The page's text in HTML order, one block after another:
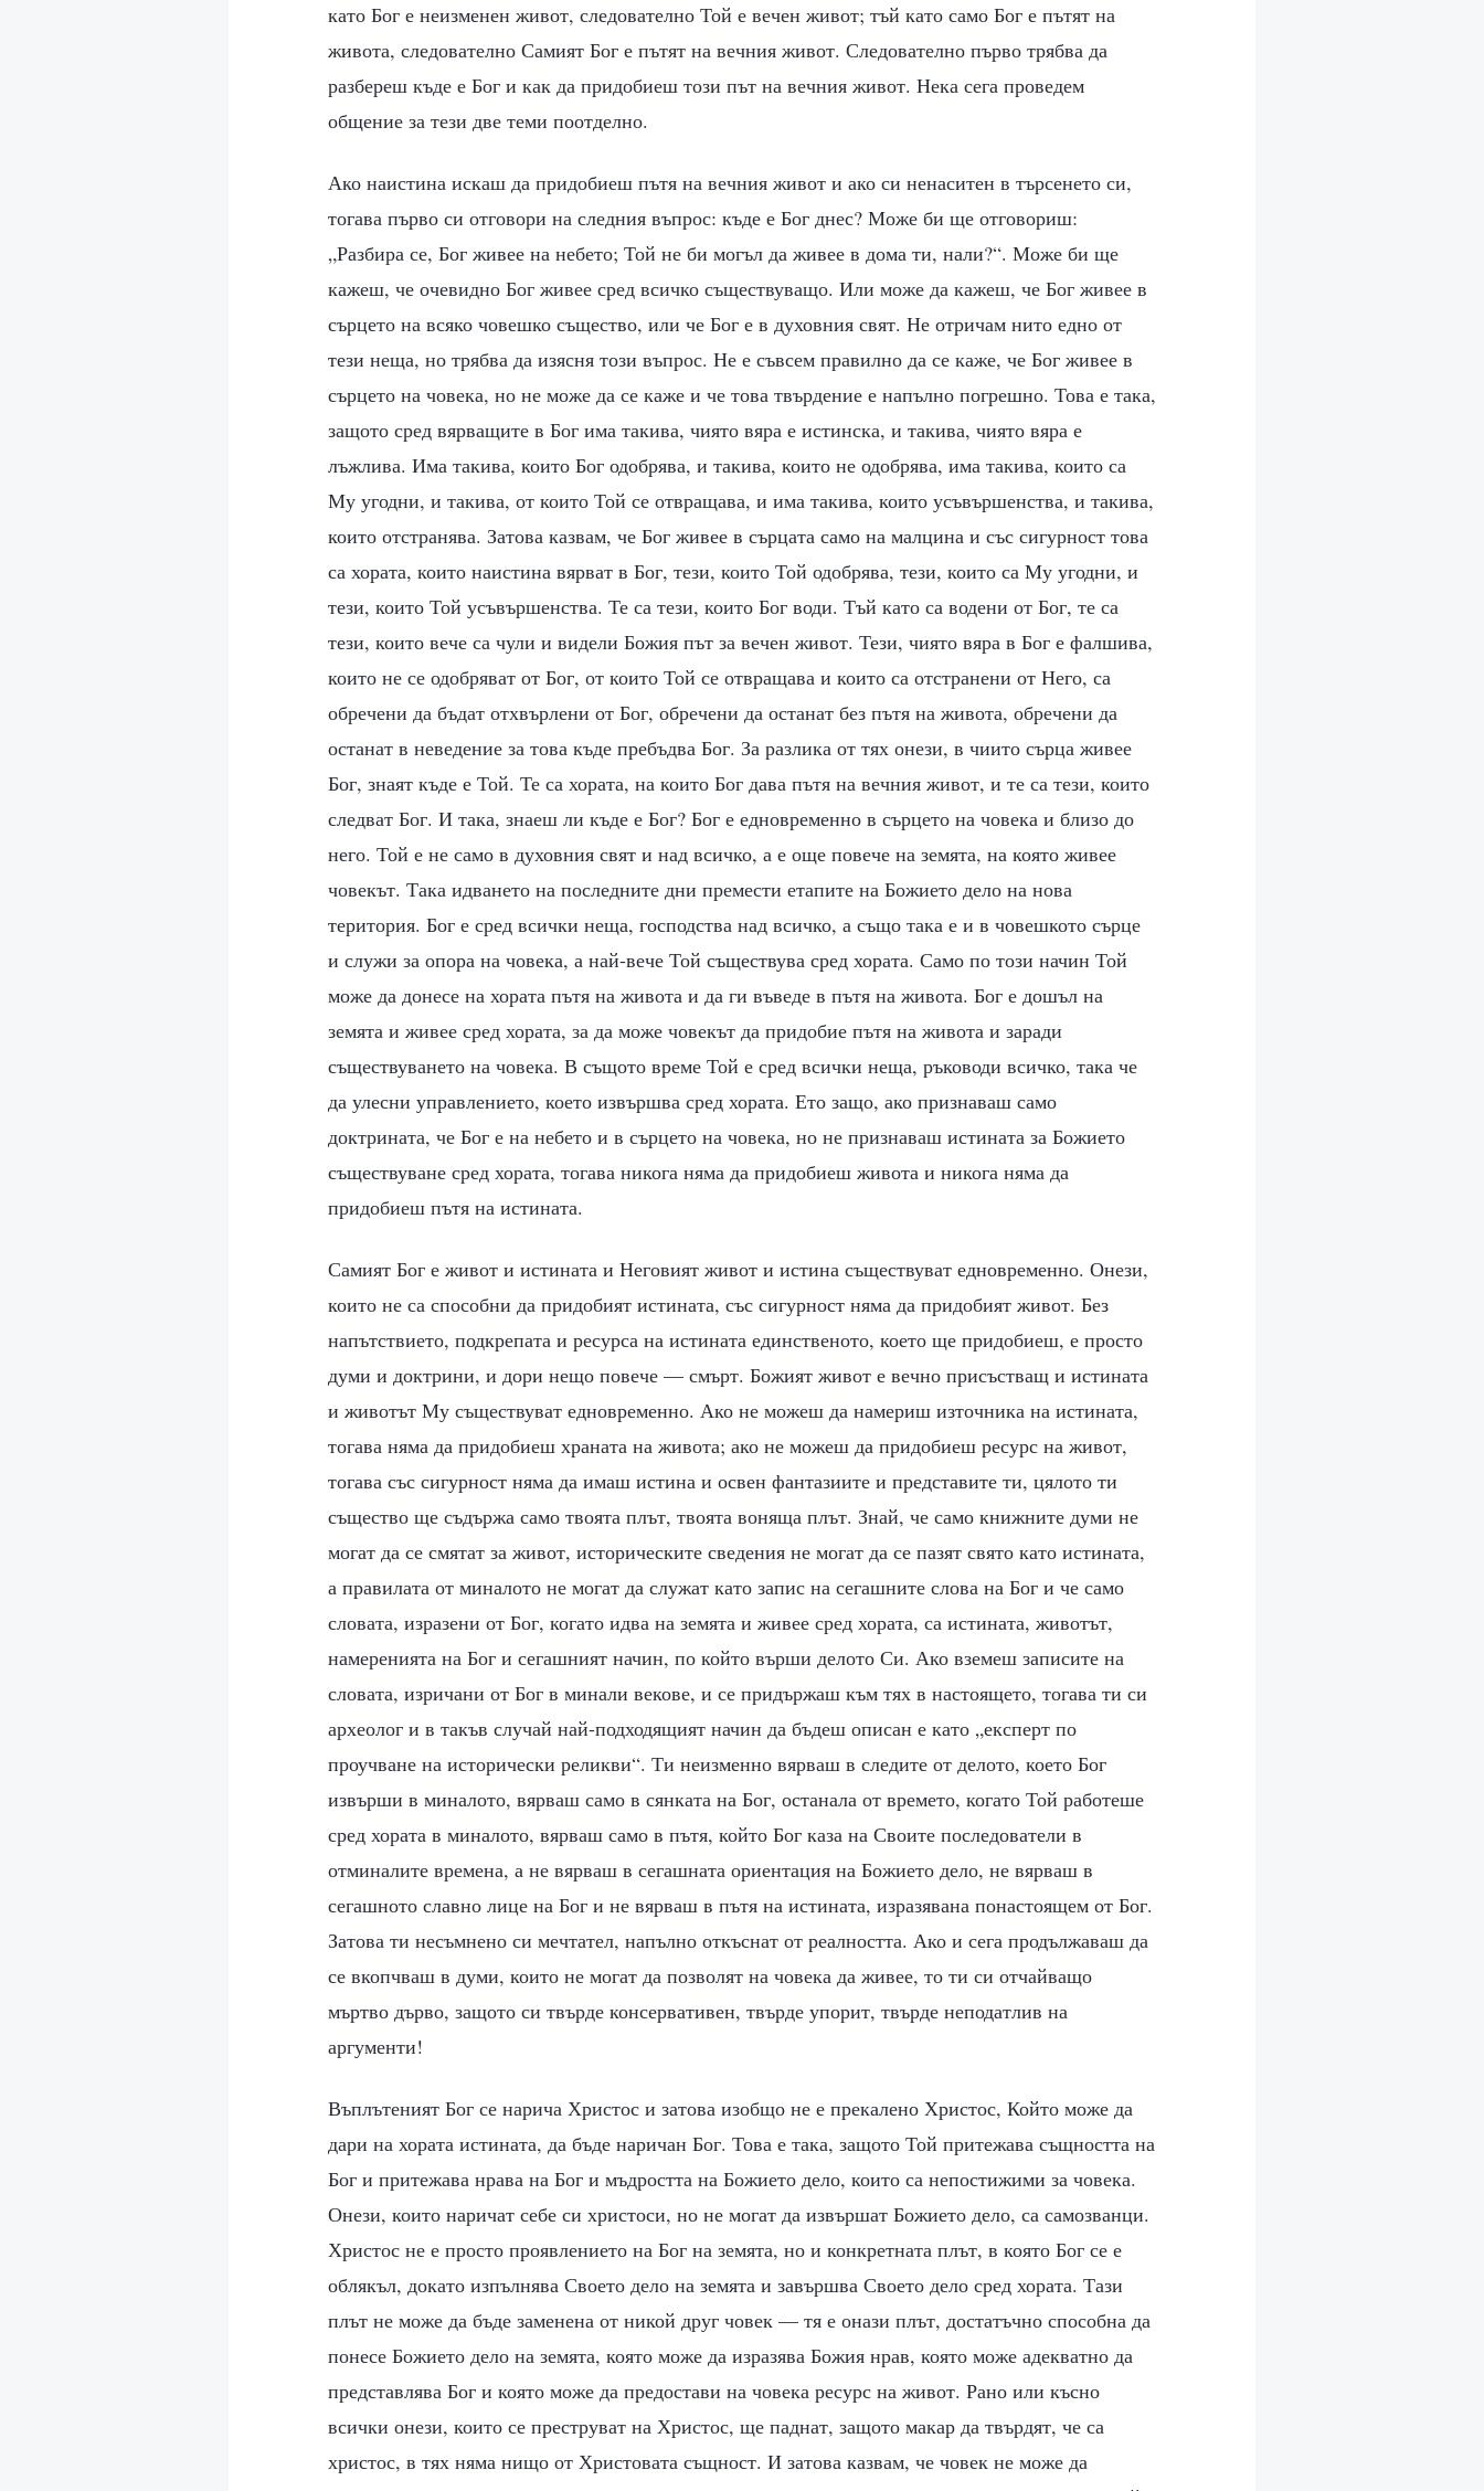
като Бог е неизменен живот, следователно Той е вечен живот; тъй като само Бог е пътят на
живота, следователно Самият Бог е пътят на вечния живот. Следователно първо трябва да
разбереш къде е Бог и как да придобиеш този път на вечния живот. Нека сега проведем
общение за тези две теми поотделно.
Ако наистина искаш да придобиеш пътя на вечния живот и ако си ненаситен в търсенето си,
тогава първо си отговори на следния въпрос: къде е Бог днес? Може би ще отговориш:
„Разбира се, Бог живее на небето; Той не би могъл да живее в дома ти, нали?“. Може би ще
кажеш, че очевидно Бог живее сред всичко съществуващо. Или може да кажеш, че Бог живее в
сърцето на всяко човешко същество, или че Бог е в духовния свят. Не отричам нито едно от
тези неща, но трябва да изясня този въпрос. Не е съвсем правилно да се каже, че Бог живее в
сърцето на човека, но не може да се каже и че това твърдение е напълно погрешно. Това е така,
защото сред вярващите в Бог има такива, чиято вяра е истинска, и такива, чиято вяра е
лъжлива. Има такива, които Бог одобрява, и такива, които не одобрява, има такива, които са
Му угодни, и такива, от които Той се отвращава, и има такива, които усъвършенства, и такива,
които отстранява. Затова казвам, че Бог живее в сърцата само на малцина и със сигурност това
са хората, които наистина вярват в Бог, тези, които Той одобрява, тези, които са Му угодни, и
тези, които Той усъвършенства. Те са тези, които Бог води. Тъй като са водени от Бог, те са
тези, които вече са чули и видели Божия път за вечен живот. Тези, чиято вяра в Бог е фалшива,
които не се одобряват от Бог, от които Той се отвращава и които са отстранени от Него, са
обречени да бъдат отхвърлени от Бог, обречени да останат без пътя на живота, обречени да
останат в неведение за това къде пребъдва Бог. За разлика от тях онези, в чиито сърца живее
Бог, знаят къде е Той. Те са хората, на които Бог дава пътя на вечния живот, и те са тези, които
следват Бог. И така, знаеш ли къде е Бог? Бог е едновременно в сърцето на човека и близо до
него. Той е не само в духовния свят и над всичко, а е още повече на земята, на която живее
човекът. Така идването на последните дни премести етапите на Божието дело на нова
територия. Бог е сред всички неща, господства над всичко, а също така е и в човешкото сърце
и служи за опора на човека, а най-вече Той съществува сред хората. Само по този начин Той
може да донесе на хората пътя на живота и да ги въведе в пътя на живота. Бог е дошъл на
земята и живее сред хората, за да може човекът да придобие пътя на живота и заради
съществуването на човека. В същото време Той е сред всички неща, ръководи всичко, така че
да улесни управлението, което извършва сред хората. Ето защо, ако признаваш само
доктрината, че Бог е на небето и в сърцето на човека, но не признаваш истината за Божието
съществуване сред хората, тогава никога няма да придобиеш живота и никога няма да
придобиеш пътя на истината.
Самият Бог е живот и истината и Неговият живот и истина съществуват едновременно. Онези,
които не са способни да придобият истината, със сигурност няма да придобият живот. Без
напътствието, подкрепата и ресурса на истината единственото, което ще придобиеш, е просто
думи и доктрини, и дори нещо повече — смърт. Божият живот е вечно присъстващ и истината
и животът Му съществуват едновременно. Ако не можеш да намериш източника на истината,
тогава няма да придобиеш храната на живота; ако не можеш да придобиеш ресурс на живот,
тогава със сигурност няма да имаш истина и освен фантазиите и представите ти, цялото ти
същество ще съдържа само твоята плът, твоята воняща плът. Знай, че само книжните думи не
могат да се смятат за живот, историческите сведения не могат да се пазят свято като истината,
а правилата от миналото не могат да служат като запис на сегашните слова на Бог и че само
словата, изразени от Бог, когато идва на земята и живее сред хората, са истината, животът,
намеренията на Бог и сегашният начин, по който върши делото Си. Ако вземеш записите на
словата, изричани от Бог в минали векове, и се придържаш към тях в настоящето, тогава ти си
археолог и в такъв случай най-подходящият начин да бъдеш описан е като „експерт по
проучване на исторически реликви“. Ти неизменно вярваш в следите от делото, което Бог
извърши в миналото, вярваш само в сянката на Бог, останала от времето, когато Той работеше
сред хората в миналото, вярваш само в пътя, който Бог каза на Своите последователи в
отминалите времена, а не вярваш в сегашната ориентация на Божието дело, не вярваш в
сегашното славно лице на Бог и не вярваш в пътя на истината, изразявана понастоящем от Бог.
Затова ти несъмнено си мечтател, напълно откъснат от реалността. Ако и сега продължаваш да
се вкопчваш в думи, които не могат да позволят на човека да живее, то ти си отчайващо
мъртво дърво, защото си твърде консервативен, твърде упорит, твърде неподатлив на
аргументи!
Въплътеният Бог се нарича Христос и затова изобщо не е прекалено Христос, Който може да
дари на хората истината, да бъде наричан Бог. Това е така, защото Той притежава същността на
Бог и притежава нрава на Бог и мъдростта на Божието дело, които са непостижими за човека.
Онези, които наричат себе си христоси, но не могат да извършат Божието дело, са самозванци.
Христос не е просто проявлението на Бог на земята, но и конкретната плът, в която Бог се е
облякъл, докато изпълнява Своето дело на земята и завършва Своето дело сред хората. Тази
плът не може да бъде заменена от никой друг човек — тя е онази плът, достатъчно способна да
понесе Божието дело на земята, която може да изразява Божия нрав, която може адекватно да
представлява Бог и която може да предостави на човека ресурс на живот. Рано или късно
всички онези, които се преструват на Христос, ще паднат, защото макар да твърдят, че са
христос, в тях няма нищо от Христовата същност. И затова казвам, че човек не може да